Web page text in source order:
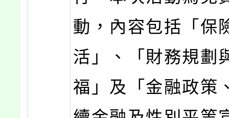
動，內容包括「保
活」、「財務規劃
福」及「金融政策